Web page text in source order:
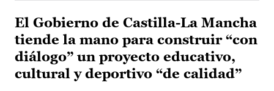
El Gobierno de Castilla-La Mancha
tiende la mano para construir “con
diálogo” un proyecto educativo,
cultural y deportivo “de calidad”